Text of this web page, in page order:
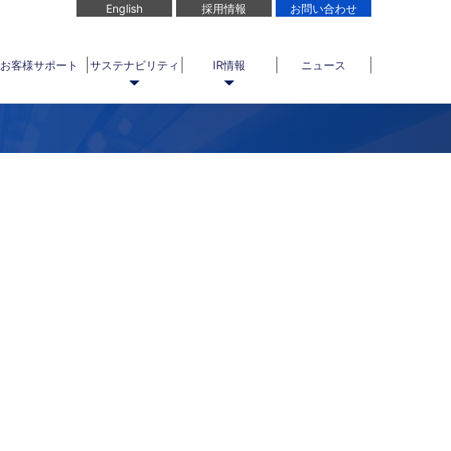
English 採用情報 お問い合わせ
お客様サポート サステナビリティ IR情報 ニュース